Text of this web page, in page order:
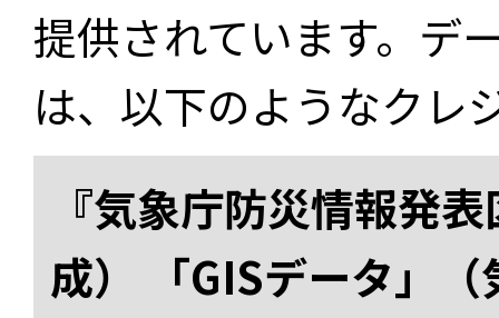
提供されています。デ
は、以下のようなクレ
『気象庁防災情報発
成） 「GISデータ」